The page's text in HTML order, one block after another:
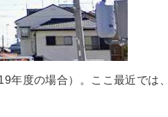
年度の場合）。ここ最近では、